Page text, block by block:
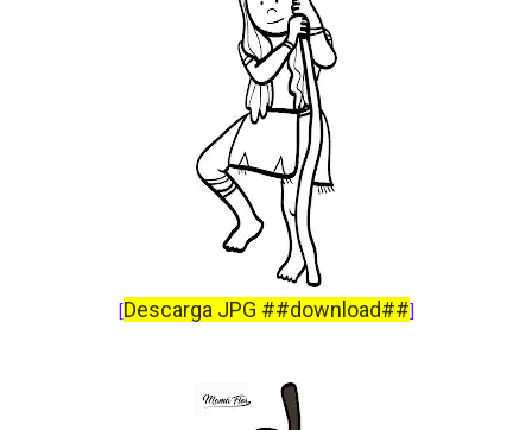
[Descarga JPG ##download##]